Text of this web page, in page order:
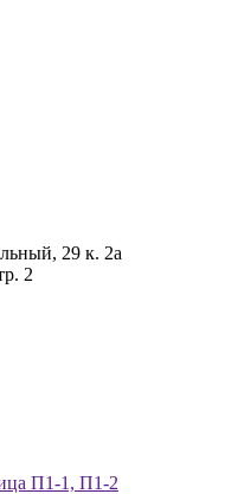
29 к. 2а
2
П1-1, П1-2